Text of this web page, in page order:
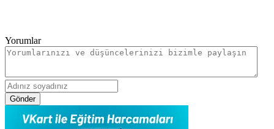
Yorumlar
Gönder